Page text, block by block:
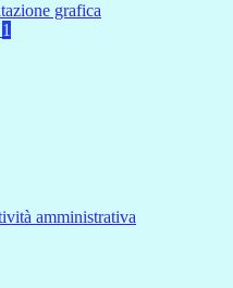
grafica
1
amministrativa